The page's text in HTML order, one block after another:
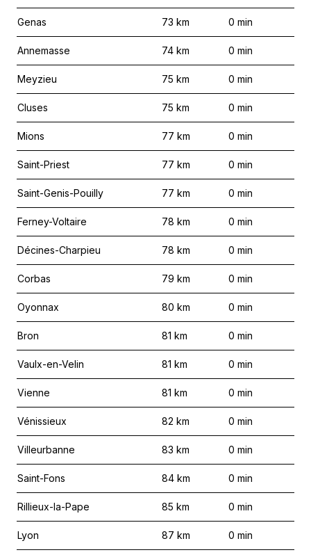
Genas 73 km 0 min
Annemasse 74 km 0 min
Meyzieu 75 km 0 min
Cluses 75 km 0 min
Mions 77 km 0 min
Saint-Priest 77 km 0 min
Saint-Genis-Pouilly 77 km 0 min
Ferney-Voltaire 78 km 0 min
Décines-Charpieu 78 km 0 min
Corbas 79 km 0 min
Oyonnax 80 km 0 min
Bron 81 km 0 min
Vaulx-en-Velin 81 km 0 min
Vienne 81 km 0 min
Vénissieux 82 km 0 min
Villeurbanne 83 km 0 min
Saint-Fons 84 km 0 min
Rillieux-la-Pape 85 km 0 min
Lyon 87 km 0 min